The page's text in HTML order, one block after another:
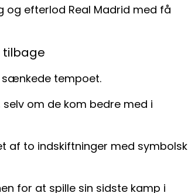
og efterlod Real Madrid med få
tilbage
sænkede tempoet.
om de kom bedre med i
af to indskiftninger med symbolsk
for at spille sin sidste kamp i